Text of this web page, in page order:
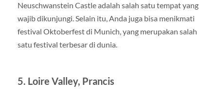
Neuschwanstein Castle adalah salah satu tempat yang
wajib dikunjungi. Selain itu, Anda juga bisa menikmati
festival Oktoberfest di Munich, yang merupakan salah
satu festival terbesar di dunia.
5. Loire Valley, Prancis